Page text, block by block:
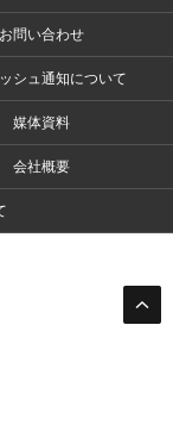
お問い合わせ
シュ通知について
媒体資料
会社概要